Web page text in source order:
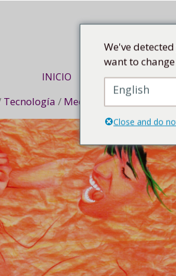
INICIO VIAJE DE ARTE
Tecnología / Medios mixtos
We've
want to
English
Close and do